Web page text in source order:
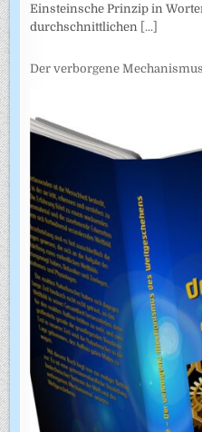
Einsteinsche Prinzip in
durchschnittlichen [...]
Der verborgene